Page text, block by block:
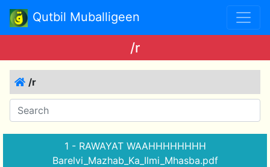
Qutbil Muballigeen
/r
/r
1 - RAWAYAT WAAHHHHHHHH
Barelvi_Mazhab_Ka_Ilmi_Mhasba.pdf